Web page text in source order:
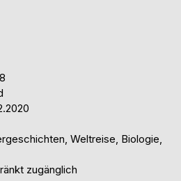
Weltreise, Biologie,
zugänglich